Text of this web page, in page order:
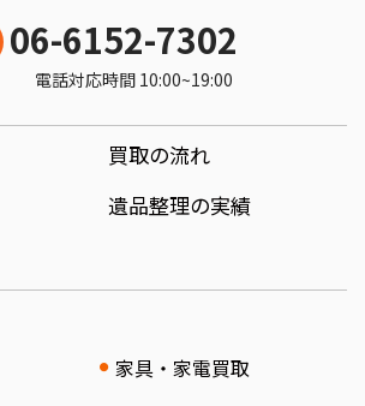
06-6152-7302
電話対応時間 10:00~19:00
買取の流れ
遺品整理の実績
家具・家電買取